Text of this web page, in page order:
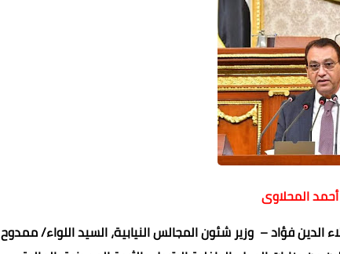
المحلاوى
فؤاد – وزير شئون المجالس النيابية، السيد اللواء/ ممدوح